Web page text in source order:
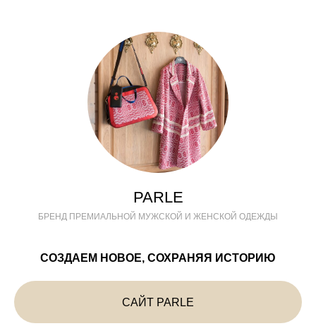
PARLE
БРЕНД ПРЕМИАЛЬНОЙ МУЖСКОЙ И ЖЕНСКОЙ ОДЕЖДЫ
СОЗДАЕМ НОВОЕ, СОХРАНЯЯ ИСТОРИЮ
САЙТ PARLE